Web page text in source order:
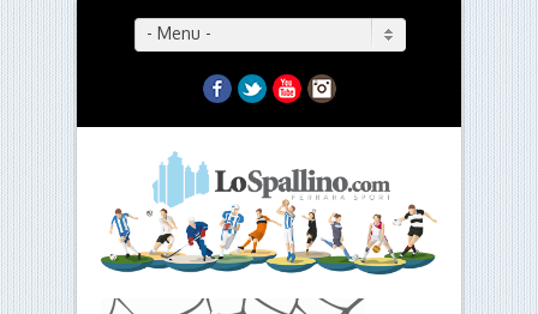
- Menu -
Facebook
TwitterYouTubeInstagram